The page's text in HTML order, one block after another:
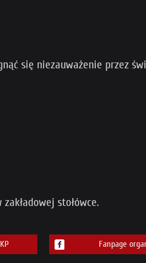
się niezauważenie przez
stołówce.
Fanpage